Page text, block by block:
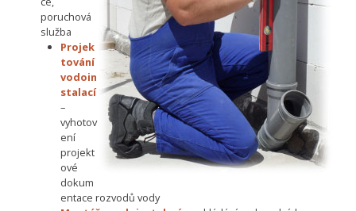
poruchová
služba
Projek
tování
vodoin
stalací
–
vyhotov
ení
projekt
ové
dokum
entace rozvodů vody